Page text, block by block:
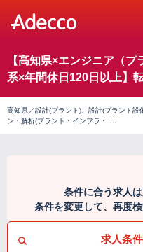
【高知県×エンジニア（プ
系×年間休日120日以上】
高知県／設計(プラント)、設計(プラント設
ン・解析(プラント・インフラ・ …
条件に合う求人
条件を変更して、再度
求人条